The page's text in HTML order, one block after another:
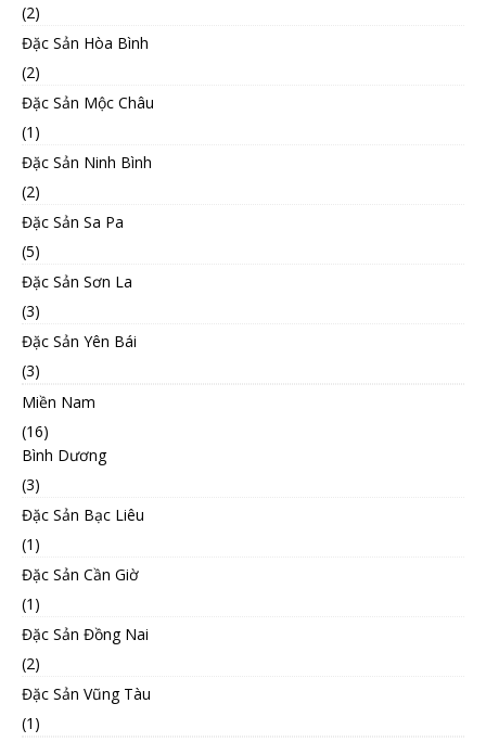
(2)
Đặc Sản Hòa Bình
(2)
Đặc Sản Mộc Châu
(1)
Đặc Sản Ninh Bình
(2)
Đặc Sản Sa Pa
(5)
Đặc Sản Sơn La
(3)
Đặc Sản Yên Bái
(3)
Miền Nam
(16)
Bình Dương
(3)
Đặc Sản Bạc Liêu
(1)
Đặc Sản Cần Giờ
(1)
Đặc Sản Đồng Nai
(2)
Đặc Sản Vũng Tàu
(1)